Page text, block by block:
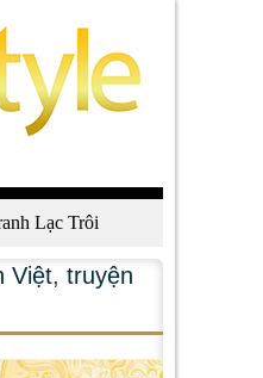
Lạc Trôi
Việt, truyện